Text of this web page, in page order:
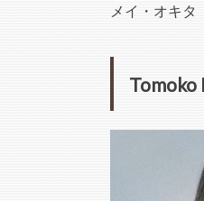
メイ・オキタ
Tomoko